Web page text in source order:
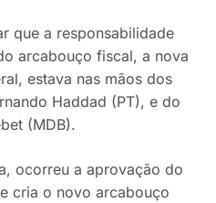
que a responsabilidade
arcabouço fiscal, a nova
estava nas mãos dos
Haddad (PT), e do
(MDB).
ocorreu a aprovação do
cria o novo arcabouço